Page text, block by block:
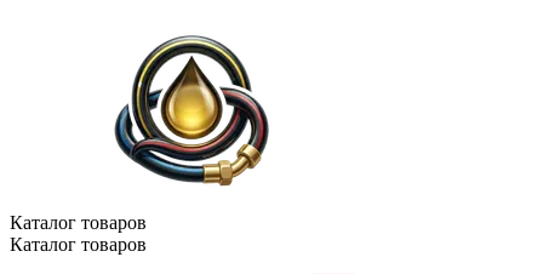
Каталог товаров
Каталог товаров